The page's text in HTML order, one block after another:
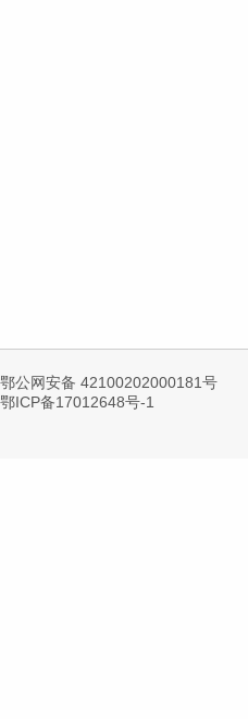
鄂公网安备 42100202000181号
鄂ICP备17012648号-1